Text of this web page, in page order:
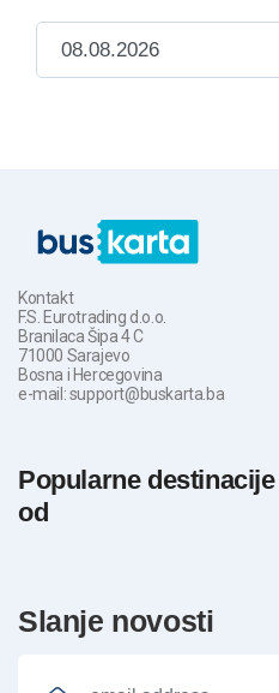
Kontakt
F.S. Eurotrading d.o.o.
Branilaca Šipa 4 C
71000 Sarajevo
Bosna i Hercegovina
e-mail: support@buskarta.ba
Popularne destinacije autobus
od
slanje novosti